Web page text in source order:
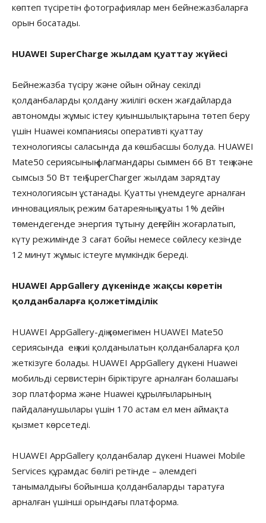
көптеп түсіретін фотографиялар мен бейнежазбаларға
орын босатады.
HUAWEI SuperCharge жылдам қуаттау жүйесі
Бейнежазба түсіру және ойын ойнау секілді
қолданбаларды қолдану жиілігі өскен жағдайларда
автономды жұмыс істеу қиыншылықтарына төтеп беру
үшін Huawei компаниясы оперативті қуаттау
технологиясы саласында да көшбасшы болуда. HUAWEI
Mate50 сериясының флагмандары сыммен 66 Вт тең және
сымсыз 50 Вт тең SuperCharger жылдам зарядтау
технологиясын ұстанады. Қуатты үнемдеуге арналған
инновациялық режим батареяның қуаты 1% дейін
төмендегенде энергия тұтыну деңгейін жоғарлатып,
күту режимінде 3 сағат бойы немесе сөйлесу кезінде
12 минут жұмыс істеуге мүмкіндік береді.
HUAWEI AppGallery дүкенінде жақсы көретін
қолданбаларға қолжетімділік
HUAWEI AppGallery-дің көмегімен HUAWEI Mate50
сериясында ең жиі қолданылатын қолданбаларға қол
жеткізуге болады. HUAWEI AppGallery дүкені Huawei
мобильді сервистерін біріктіруге арналған болашағы
зор платформа және Huawei құрылғыларының
пайдаланушылары үшін 170 астам ел мен аймақта
қызмет көрсетеді.
HUAWEI AppGallery қолданбалар дүкені Huawei Mobile
Services құрамдас бөлігі ретінде – әлемдегі
танымалдығы бойынша қолданбаларды таратуға
арналған үшінші орындағы платформа.